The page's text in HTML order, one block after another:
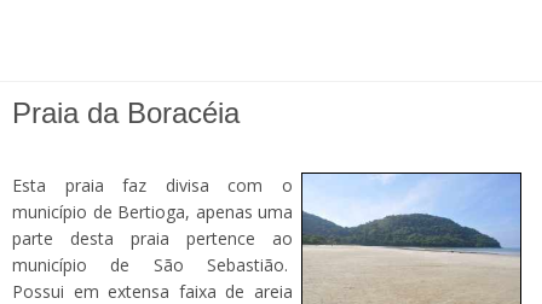
Praia da Boracéia
Esta praia faz divisa com o
município de Bertioga, apenas uma
parte desta praia pertence ao
município de São Sebastião.
Possui em extensa faixa de areia